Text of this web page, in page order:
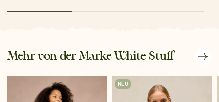
Mehr von der Marke White Stuff
NEU